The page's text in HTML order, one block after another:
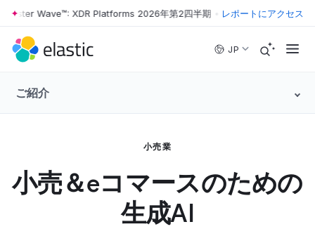
Skip to main content
Wave™: XDR Platforms 2026年第2四半期 • The Forrester Wave™:
レポートにアクセス
JP
ご紹介
小売業
小売＆eコマースのための
生成AI